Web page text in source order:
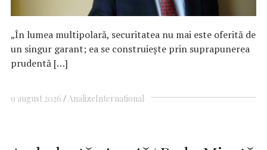
„În lumea multipolară, securitatea nu mai este oferită de
un singur garant; ea se construiește prin suprapunerea
prudentă […]
9 august 2026 AnalizeInternational